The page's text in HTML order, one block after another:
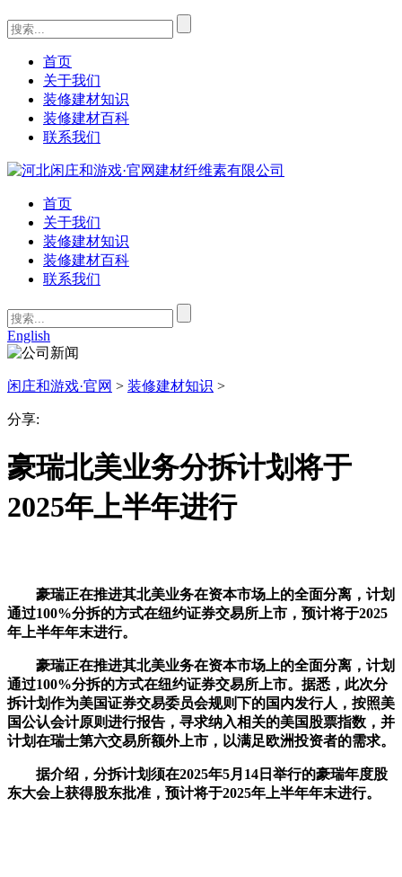
首页
关于我们
装修建材知识
装修建材百科
联系我们
首页
关于我们
装修建材知识
装修建材百科
联系我们
English
闲庄和游戏·官网 > 装修建材知识 >
分享:
豪瑞北美业务分拆计划将于
2025年上半年进行
豪瑞正在推进其北美业务在资本市场上的全面分离，计划
通过100%分拆的方式在纽约证券交易所上市，预计将于2025
年上半年年末进行。
豪瑞正在推进其北美业务在资本市场上的全面分离，计划
通过100%分拆的方式在纽约证券交易所上市。据悉，此次分
拆计划作为美国证券交易委员会规则下的国内发行人，按照美
国公认会计原则进行报告，寻求纳入相关的美国股票指数，并
计划在瑞士第六交易所额外上市，以满足欧洲投资者的需求。
据介绍，分拆计划须在2025年5月14日举行的豪瑞年度股
东大会上获得股东批准，预计将于2025年上半年年末进行。